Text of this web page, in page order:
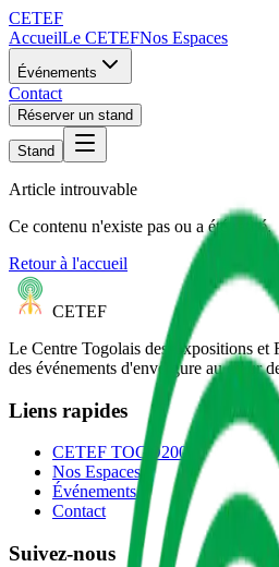
CETEF
AccueilLe CETEFNos Espaces
Événements
Contact
Réserver un stand
Stand
Article introuvable
Ce contenu n'existe pas ou a été retiré.
Retour à l'accueil
CETEF
Le Centre Togolais des Expositions et
des événements d'envergure au cœur
Liens rapides
CETEF TOGO2000
Nos Espaces
Événements
Contact
Suivez-nous